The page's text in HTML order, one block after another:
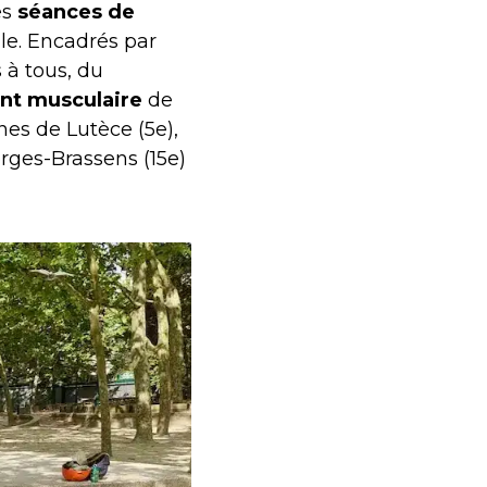
séances de
Encadrés par
à tous, du
musculaire de
de Lutèce (5e),
Brassens (15e)